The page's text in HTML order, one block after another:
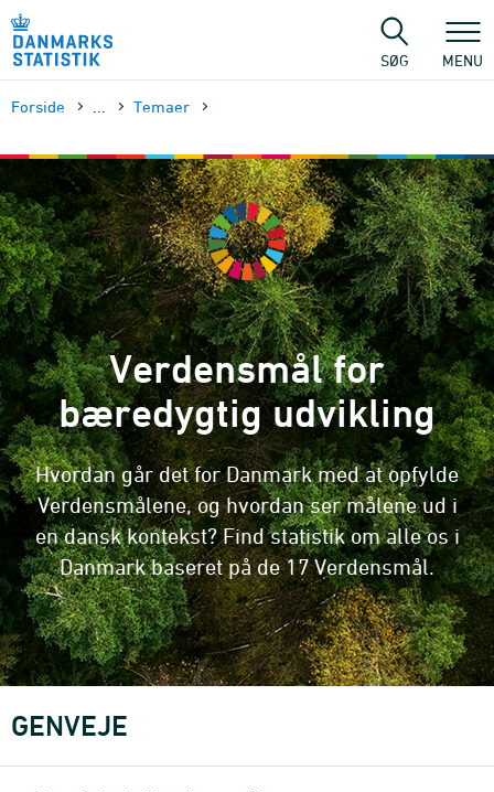
sidens
SØG MENU
Forside Temaer
Verdensmål for
bæredygtig udvikling
Hvordan går det for Danmark med at opfylde
Verdensmålene, og hvordan ser målene ud i
en dansk kontekst? Find statistik om alle os i
Danmark baseret på de 17 Verdensmål.
GENVEJE